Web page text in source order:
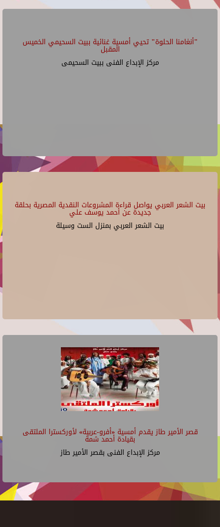
"أنغامنا الحلوة" تحيي أمسية غنائية ببيت السحيمي الخميس
المقبل
مركز الإبداع الفنى ببيت السحيمى
بيت الشعر العربي يواصل قراءة المشروعات النقدية المصرية بحلقة
جديدة عن أحمد يوسف علي
بيت الشعر العربي بمنزل الست وسيلة
قصر الأمير طاز يقدم أمسية «أفرو-عربية» لأوركسترا الملتقى
بقيادة أحمد شمة
مركز الإبداع الفنى بقصر الأمير طاز